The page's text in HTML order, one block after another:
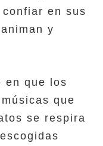
en sus
y
en que los
que
se respira